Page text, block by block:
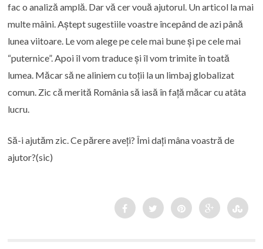
fac o analiză amplă. Dar vă cer vouă ajutorul. Un articol la mai
multe mâini. Aștept sugestiile voastre începând de azi până
lunea viitoare. Le vom alege pe cele mai bune și pe cele mai
“puternice”. Apoi îl vom traduce și îl vom trimite în toată
lumea. Măcar să ne aliniem cu toții la un limbaj globalizat
comun. Zic că merită România să iasă în față măcar cu atâta
lucru.
Să-i ajutăm zic. Ce părere aveți? Îmi dați mâna voastră de
ajutor?(sic)